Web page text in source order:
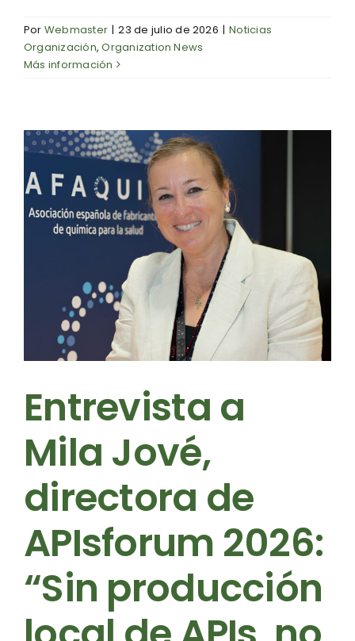
Por Webmaster | 23 de julio de 2026 | Noticias
Organización,Organization News
Más información
Entrevista a
Mila Jové,
directora de
APIsforum 2026:
“Sin producción